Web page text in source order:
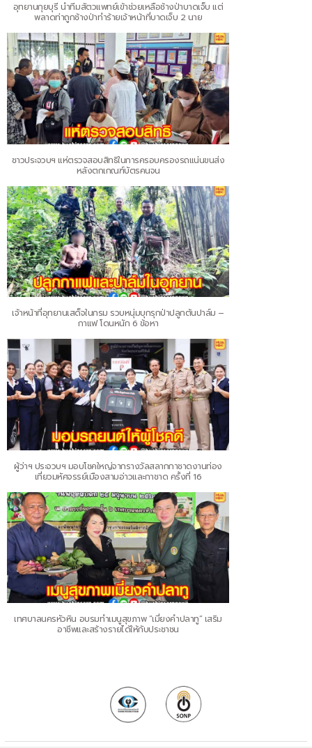
อุทยานกุยบุรี นำทีมสัตวแพทย์เข้าช่วยเหลือช้างป่าบาดเจ็บ แต่
พลาดท่าถูกช้างป่าทำร้ายเจ้าหน้าที่บาดเจ็บ 2 นาย
ชาวประจวบฯ แห่ตรวจสอบสิทธิในการครอบครองรถแน่นขนส่ง
หลังตกเกณฑ์บัตรคนจน
เจ้าหน้าที่อุทยานเสด็จในกรม รวบหนุ่มบุกรุกป่าปลูกต้นปาล์ม –
กาแฟ โดนหนัก 6 ข้อหา
ผู้ว่าฯ ประจวบฯ มอบโชคใหญ่จากรางวัลสลากกาชาดงานท่อง
เที่ยวมหัศจรรย์เมืองสามอ่าวและกาชาด ครั้งที่ 16
เทศบาลนครหัวหิน อบรมทำเมนูสุขภาพ “เมี่ยงคำปลาทู” เสริม
อาชีพและสร้างรายได้ให้กับประชาชน